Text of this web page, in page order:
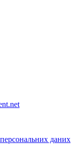
персональних даних